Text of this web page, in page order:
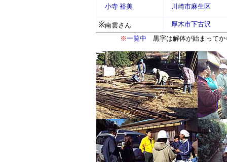
小寺 裕美 川崎市麻生区
※南雲さん
厚木市下古沢
※一覧中 黒字は解体が始まって